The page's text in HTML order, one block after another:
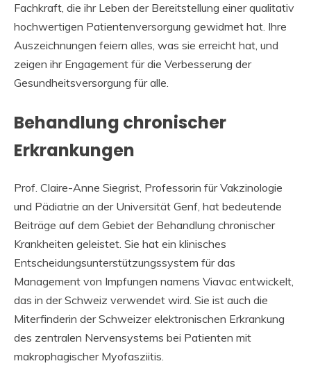
Fachkraft, die ihr Leben der Bereitstellung einer qualitativ
hochwertigen Patientenversorgung gewidmet hat. Ihre
Auszeichnungen feiern alles, was sie erreicht hat, und
zeigen ihr Engagement für die Verbesserung der
Gesundheitsversorgung für alle.
Behandlung chronischer
Erkrankungen
Prof. Claire-Anne Siegrist, Professorin für Vakzinologie
und Pädiatrie an der Universität Genf, hat bedeutende
Beiträge auf dem Gebiet der Behandlung chronischer
Krankheiten geleistet. Sie hat ein klinisches
Entscheidungsunterstützungssystem für das
Management von Impfungen namens Viavac entwickelt,
das in der Schweiz verwendet wird. Sie ist auch die
Miterfinderin der Schweizer elektronischen Erkrankung
des zentralen Nervensystems bei Patienten mit
makrophagischer Myofasziitis.